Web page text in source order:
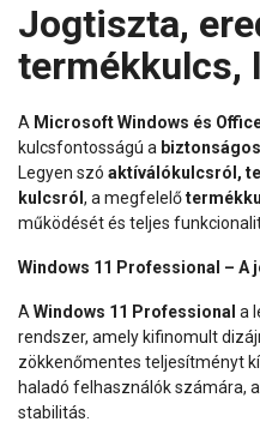
Jogtiszta,
termékkulcs,
A Microsoft Windows és
kulcsfontosságú a
Legyen szó aktíválókulcsról,
kulcsról , a megfelelő
működését és teljes
Windows 11 Professional – A
A Windows 11 Professional a
rendszer, amely kifinomult
zökkenőmentes teljesítményt
haladó felhasználók számára,
stabilitás.